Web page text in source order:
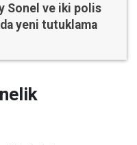
Sonel ve iki polis
yeni tutuklama